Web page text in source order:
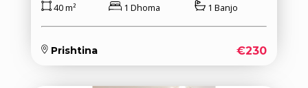
40 m² 1 Dhoma 1 Banjo
Prishtina €230